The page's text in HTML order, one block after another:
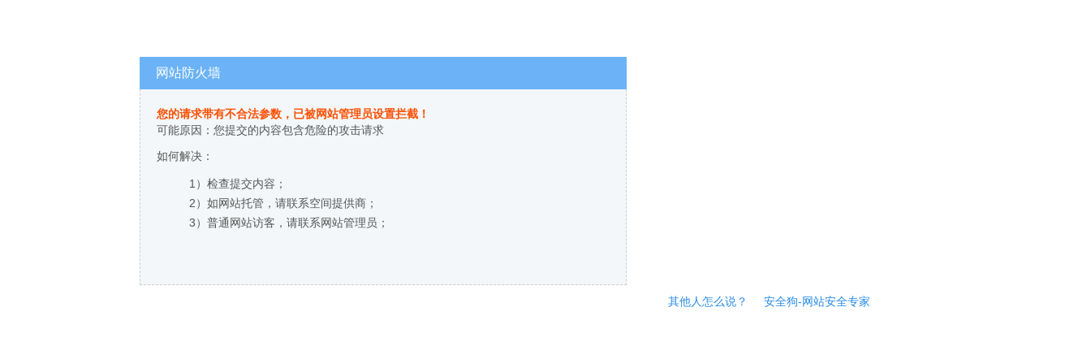
网站防火墙
您的请求带有不合法参数，已被网站管理员设置拦截！
可能原因：您提交的内容包含危险的攻击请求
如何解决：
1）检查提交内容；
2）如网站托管，请联系空间提供商；
3）普通网站访客，请联系网站管理员；
其他人怎么说？ 安全狗-网站安全专家